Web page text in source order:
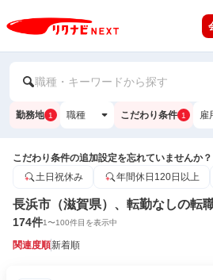
職種・キーワードから探す
勤務地 1 職種 こだわり条件 1 雇
こだわり条件の追加設定を忘れていませんか？
土日祝休み
年間休日120日以上
長浜市（滋賀県）、転勤なしの転
174件1〜100件目を表示中
関連度順新着順